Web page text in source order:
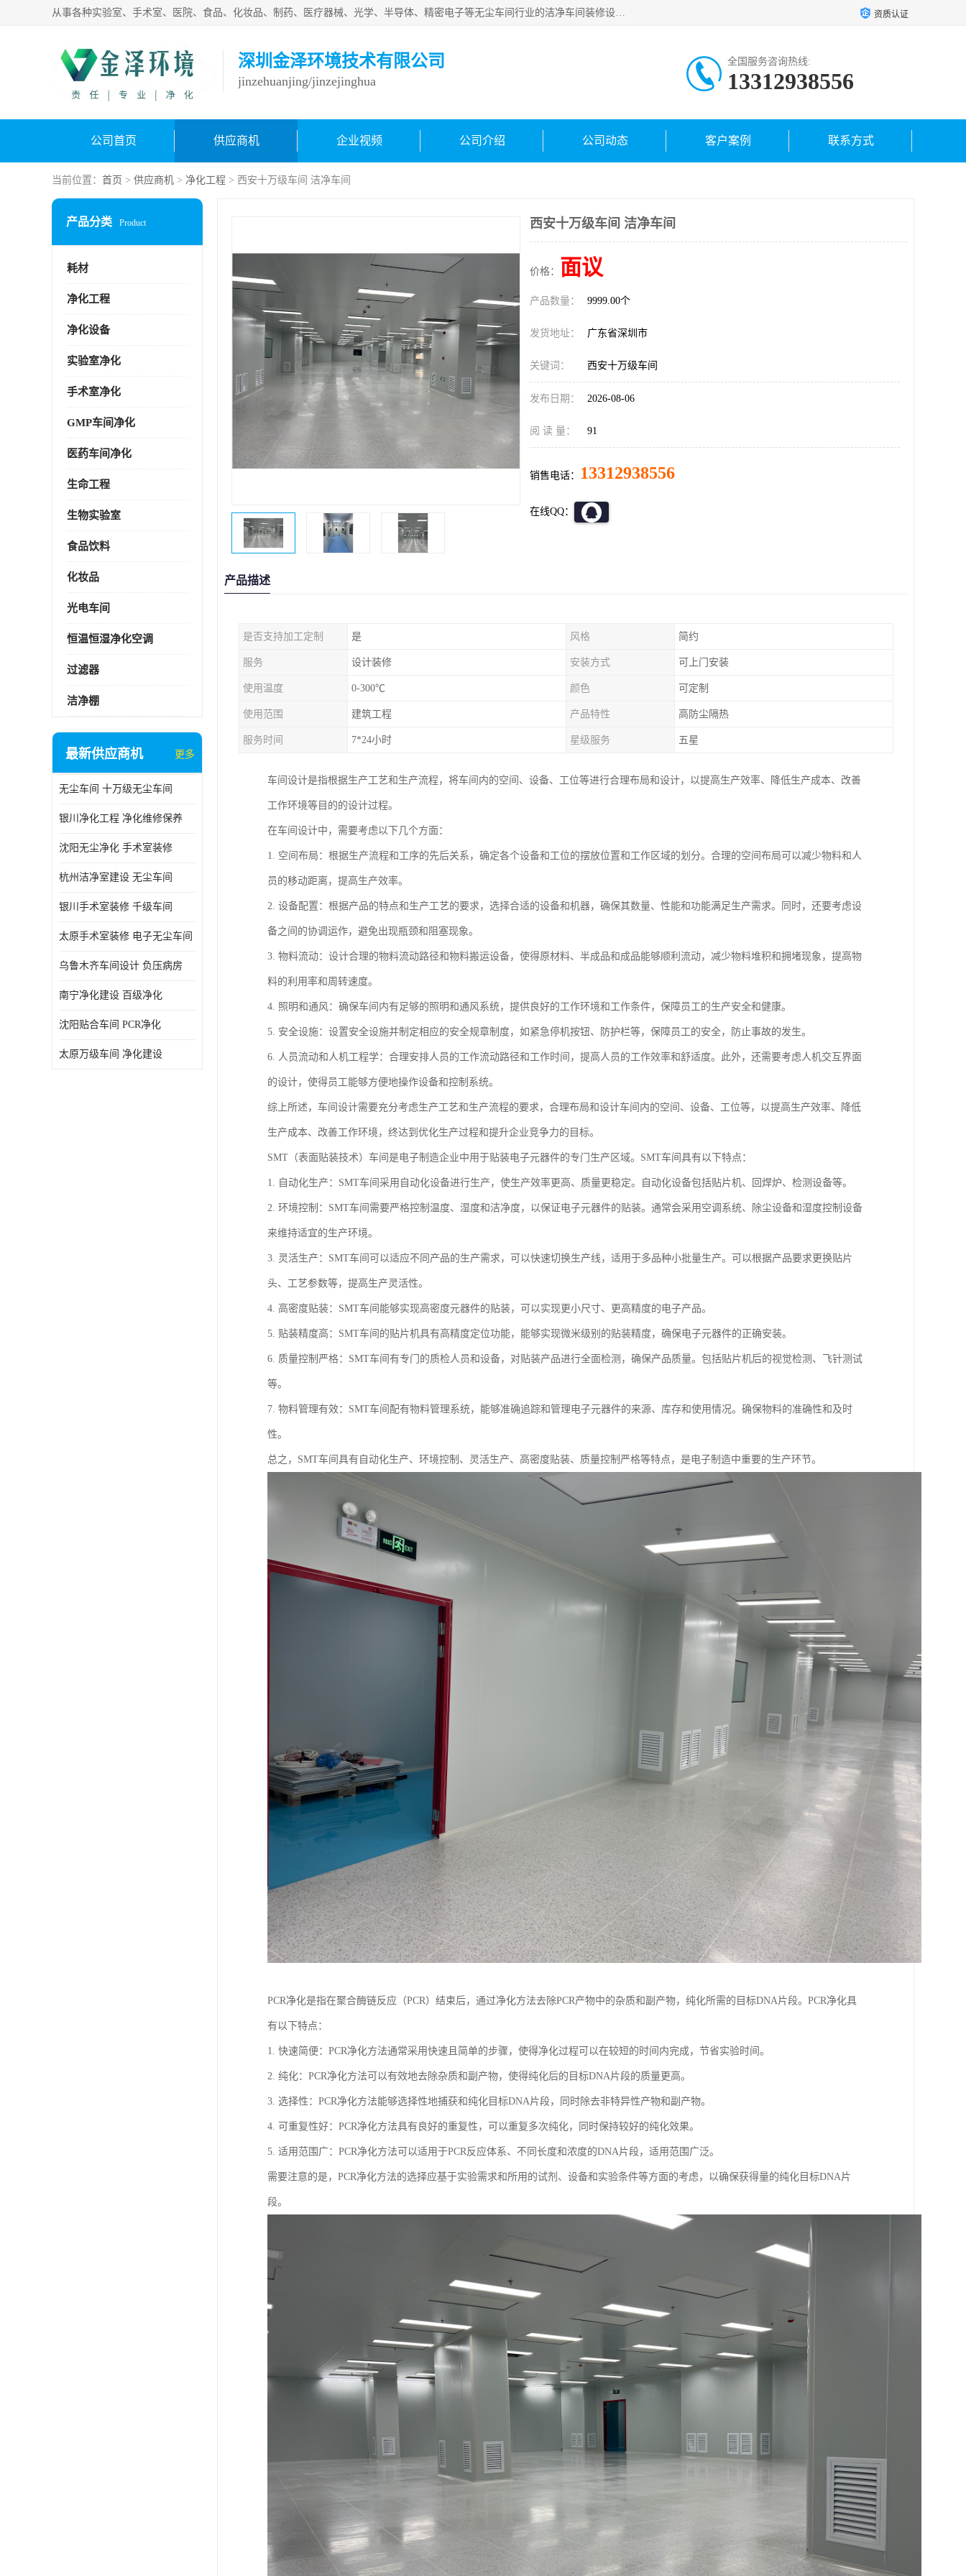
从事各种实验室、手术室、医院、食品、化妆品、制药、医疗器械、光学、半导体、精密电子等无尘车间行业的洁净车间装修设计、净化设备、恒温恒湿空调的设计制作与安装、净化系统工程项目施工及其技术支持服务。 资质认证
深圳金泽环境技术有限公司
jinzehuanjing/jinzejinghua
全国服务咨询热线:
13312938556
公司首页 供应商机 企业视频 公司介绍 公司动态 客户案例 联系方式
当前位置： 首页 > 供应商机 > 净化工程 > 西安十万级车间 洁净车间
产品分类 Product
耗材
净化工程
净化设备
实验室净化
手术室净化
GMP车间净化
医药车间净化
生命工程
生物实验室
食品饮料
化妆品
光电车间
恒温恒湿净化空调
过滤器
洁净棚
最新供应商机 更多
无尘车间 十万级无尘车间
银川净化工程 净化维修保养
沈阳无尘净化 手术室装修
杭州洁净室建设 无尘车间
银川手术室装修 千级车间
太原手术室装修 电子无尘车间
乌鲁木齐车间设计 负压病房
南宁净化建设 百级净化
沈阳贴合车间 PCR净化
太原万级车间 净化建设
西安十万级车间 洁净车间
价格： 面议
产品数量： 9999.00个
发货地址： 广东省深圳市
关键词： 西安十万级车间
发布日期： 2026-08-06
阅 读 量： 91
销售电话： 13312938556
在线QQ：
产品描述
是否支持加工定制 是 风格 简约
服务 设计装修 安装方式 可上门安装
使用温度 0-300℃ 颜色 可定制
使用范围 建筑工程 产品特性 高防尘隔热
服务时间 7*24小时 星级服务 五星
车间设计是指根据生产工艺和生产流程，将车间内的空间、设备、工位等进行合理布局和设计，以提高生产效率、降低生产成本、改善
工作环境等目的的设计过程。
在车间设计中，需要考虑以下几个方面：
1. 空间布局：根据生产流程和工序的先后关系，确定各个设备和工位的摆放位置和工作区域的划分。合理的空间布局可以减少物料和人
员的移动距离，提高生产效率。
2. 设备配置：根据产品的特点和生产工艺的要求，选择合适的设备和机器，确保其数量、性能和功能满足生产需求。同时，还要考虑设
备之间的协调运作，避免出现瓶颈和阻塞现象。
3. 物料流动：设计合理的物料流动路径和物料搬运设备，使得原材料、半成品和成品能够顺利流动，减少物料堆积和拥堵现象，提高物
料的利用率和周转速度。
4. 照明和通风：确保车间内有足够的照明和通风系统，提供良好的工作环境和工作条件，保障员工的生产安全和健康。
5. 安全设施：设置安全设施并制定相应的安全规章制度，如紧急停机按钮、防护栏等，保障员工的安全，防止事故的发生。
6. 人员流动和人机工程学：合理安排人员的工作流动路径和工作时间，提高人员的工作效率和舒适度。此外，还需要考虑人机交互界面
的设计，使得员工能够方便地操作设备和控制系统。
综上所述，车间设计需要充分考虑生产工艺和生产流程的要求，合理布局和设计车间内的空间、设备、工位等，以提高生产效率、降低
生产成本、改善工作环境，终达到优化生产过程和提升企业竞争力的目标。
SMT（表面贴装技术）车间是电子制造企业中用于贴装电子元器件的专门生产区域。SMT车间具有以下特点：
1. 自动化生产：SMT车间采用自动化设备进行生产，使生产效率更高、质量更稳定。自动化设备包括贴片机、回焊炉、检测设备等。
2. 环境控制：SMT车间需要严格控制温度、湿度和洁净度，以保证电子元器件的贴装。通常会采用空调系统、除尘设备和湿度控制设备
来维持适宜的生产环境。
3. 灵活生产：SMT车间可以适应不同产品的生产需求，可以快速切换生产线，适用于多品种小批量生产。可以根据产品要求更换贴片
头、工艺参数等，提高生产灵活性。
4. 高密度贴装：SMT车间能够实现高密度元器件的贴装，可以实现更小尺寸、更高精度的电子产品。
5. 贴装精度高：SMT车间的贴片机具有高精度定位功能，能够实现微米级别的贴装精度，确保电子元器件的正确安装。
6. 质量控制严格：SMT车间有专门的质检人员和设备，对贴装产品进行全面检测，确保产品质量。包括贴片机后的视觉检测、飞针测试
等。
7. 物料管理有效：SMT车间配有物料管理系统，能够准确追踪和管理电子元器件的来源、库存和使用情况。确保物料的准确性和及时
性。
总之，SMT车间具有自动化生产、环境控制、灵活生产、高密度贴装、质量控制严格等特点，是电子制造中重要的生产环节。
PCR净化是指在聚合酶链反应（PCR）结束后，通过净化方法去除PCR产物中的杂质和副产物，纯化所需的目标DNA片段。PCR净化具
有以下特点：
1. 快速简便：PCR净化方法通常采用快速且简单的步骤，使得净化过程可以在较短的时间内完成，节省实验时间。
2. 纯化：PCR净化方法可以有效地去除杂质和副产物，使得纯化后的目标DNA片段的质量更高。
3. 选择性：PCR净化方法能够选择性地捕获和纯化目标DNA片段，同时除去非特异性产物和副产物。
4. 可重复性好：PCR净化方法具有良好的重复性，可以重复多次纯化，同时保持较好的纯化效果。
5. 适用范围广：PCR净化方法可以适用于PCR反应体系、不同长度和浓度的DNA片段，适用范围广泛。
需要注意的是，PCR净化方法的选择应基于实验需求和所用的试剂、设备和实验条件等方面的考虑，以确保获得量的纯化目标DNA片
段。